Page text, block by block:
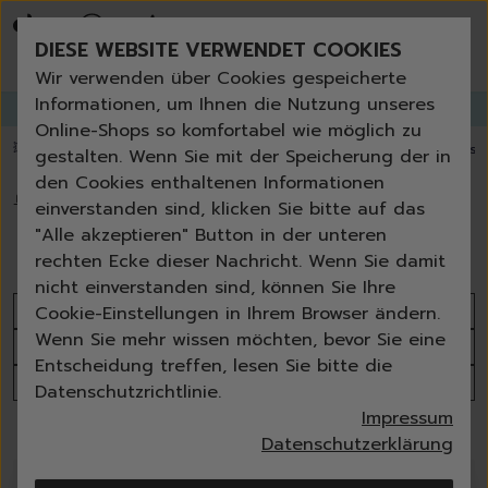
Bestseller
Angebote der Woche
Neu
Essentials für dein Zuhause
Universal & Ökoprodukte
Spring by Jenna
Sets
Reiniger
Küche
Bad | WC
Fenster | Glas | Spiegel
Möbelreiniger
Bodenreiniger
Wischmopps | Besen |
Außenreiniger
Bürsten
Zubehör
Nature All - Öko Reinigung
Erneut bestellen
GANGLETTERabonnieren undbis zu 30%Rabatt erhalten!
💥 Fugenbürste gratis ab 60 € Bestellwert⭐️ 4,8 TrustPilot score📦
🏠 Waschen › Fleckenentferner
Fleckenentferner
Sortieren nach
Produktanzahl
Alle Filter
7 Produkte
DIESE WEBSITE VERWENDET COOKIES
Wir verwenden über Cookies gespeicherte
Informationen, um Ihnen die Nutzung unseres
Online-Shops so komfortabel wie möglich zu
gestalten. Wenn Sie mit der Speicherung der in
den Cookies enthaltenen Informationen
einverstanden sind, klicken Sie bitte auf das
"Alle akzeptieren" Button in der unteren
rechten Ecke dieser Nachricht. Wenn Sie damit
nicht einverstanden sind, können Sie Ihre
Cookie-Einstellungen in Ihrem Browser ändern.
Wenn Sie mehr wissen möchten, bevor Sie eine
Entscheidung treffen, lesen Sie bitte die
Datenschutzrichtlinie.
Impressum
Datenschutzerklärung